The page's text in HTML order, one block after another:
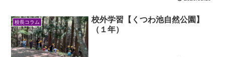
校長コラム
校外学習【くつわ池自然公園】
（１年）